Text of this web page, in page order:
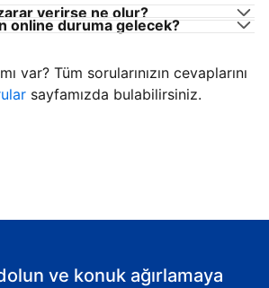
verirse ne olur?
online duruma gelecek?
var? Tüm sorularınızın cevaplarını
sayfamızda bulabilirsiniz.
başla
ve konuk ağırlamaya